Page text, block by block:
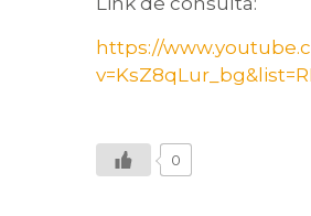
https://
0